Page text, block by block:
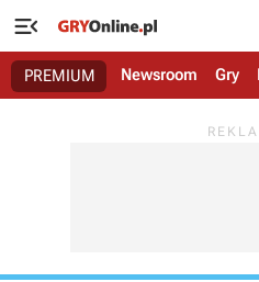

PREMIUM Newsroom Gry